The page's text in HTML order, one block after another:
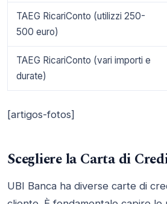
TAEG RicariConto (utilizzi 250-
500 euro)
TAEG RicariConto (vari importi e
durate)
[artigos-fotos]
Scegliere la Carta di
UBI Banca ha diverse carte di